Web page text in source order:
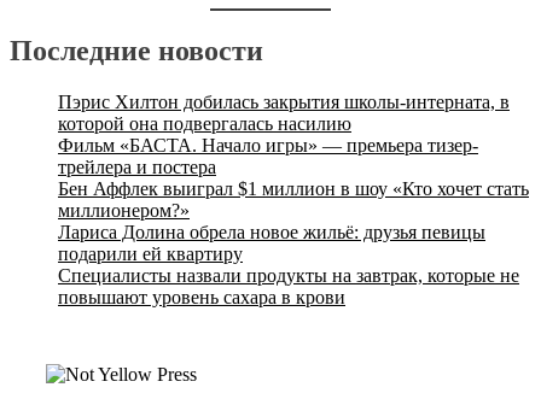
Последние новости
Пэрис Хилтон добилась закрытия школы-интерната, в
которой она подвергалась насилию
Фильм «БАСТА. Начало игры» — премьера тизер-
трейлера и постера
Бен Аффлек выиграл $1 миллион в шоу «Кто хочет стать
миллионером?»
Лариса Долина обрела новое жильё: друзья певицы
подарили ей квартиру
Специалисты назвали продукты на завтрак, которые не
повышают уровень сахара в крови